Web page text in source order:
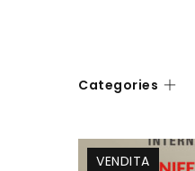
Categories
VENDITA